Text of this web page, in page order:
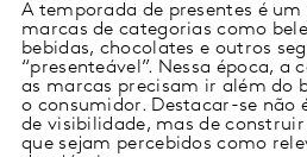
A temporada de presentes é
marcas de categorias como
bebidas, chocolates e outros
“presenteável”. Nessa época, a
as marcas precisam ir além do
o consumidor. Destacar-se não
de visibilidade, mas de
que sejam percebidos como